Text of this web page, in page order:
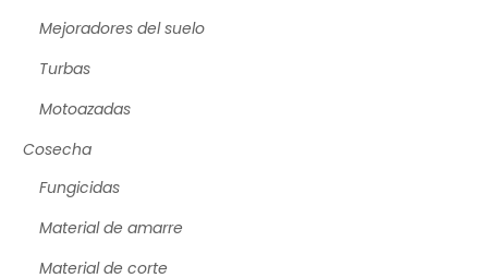
Mejoradores del suelo
Turbas
Motoazadas
Cosecha
Fungicidas
Material de amarre
Material de corte